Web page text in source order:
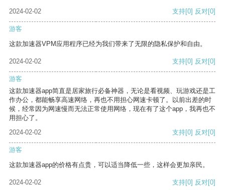
2024-02-02 支持[0] 反对[0]
游客
这款加速器VPM应用程序已经为我们带来了无限的隐私保护和自由。
2024-02-02 支持[0] 反对[0]
游客
这款加速器app简直是居家旅行必备神器，无论是看视频、玩游戏还是工
作办公，都能畅享高速网络，再也不用担心网速卡顿了。以前出差的时
候，经常因为网速慢而无法正常使用网络，现在有了这个app，我再也不
用担心了。
2024-02-02
支持[0] 反对[0]
游客
这款加速器app的价格有点贵，可以适当降低一些，这样会更加亲民。
2024-02-02 支持[0] 反对[0]